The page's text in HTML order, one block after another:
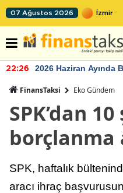
07 Ağustos 2026
22:26 2026 Haziran Ayında
FinansTaksi Eko Gündem
SPK’dan
borçlanma
SPK, haftalık
aracı ihraç